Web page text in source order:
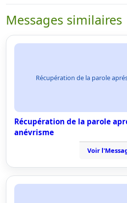
Messages similaires
Récupération de la parole
Récupération de la parole
anévrisme
Voir